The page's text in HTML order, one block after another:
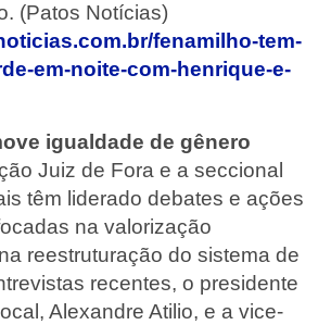
(Patos Notícias)
fenamilho-tem-
em-noite-com-henrique-e-
igualdade de gênero
Juiz de Fora e a seccional
têm liderado debates e ações
na valorização
reestruturação do sistema de
recentes, o presidente
Alexandre Atilio, e a vice-